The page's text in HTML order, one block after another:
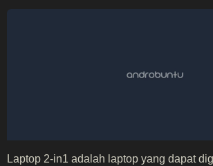
Laptop 2-in1 adalah laptop yang dapat